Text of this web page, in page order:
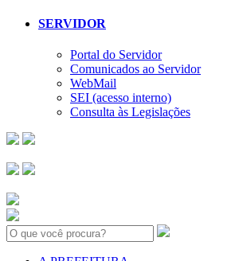
SERVIDOR
Portal do Servidor
Comunicados ao Servidor
WebMail
SEI (acesso interno)
Consulta às Legislações
Search: